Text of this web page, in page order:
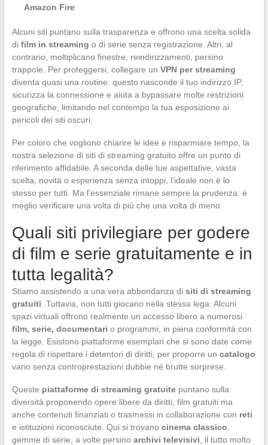
Amazon Fire
Alcuni siti puntano sulla trasparenza e offrono una scelta solida
di film in streaming o di serie senza registrazione. Altri, al
contrario, moltiplicano finestre, reindirizzamenti, persino
trappole. Per proteggersi, collegare un VPN per streaming
diventa quasi una routine: questo nasconde il tuo indirizzo IP,
sicurizza la connessione e aiuta a bypassare molte restrizioni
geografiche, limitando nel contempo la tua esposizione ai
pericoli dei siti oscuri.
Per coloro che vogliono chiarire le idee e risparmiare tempo, la
nostra selezione di siti di streaming gratuito offre un punto di
riferimento affidabile. A seconda delle tue aspettative, vasta
scelta, novità o esperienza senza intoppi, l’ideale non è lo
stesso per tutti. Ma l’essenziale rimane sempre la prudenza: è
meglio verificare una volta di più che una volta di meno.
Quali siti privilegiare per godere
di film e serie gratuitamente e in
tutta legalità?
Stiamo assistendo a una vera abbondanza di siti di streaming
gratuiti . Tuttavia, non tutti giocano nella stessa lega. Alcuni
spazi virtuali offrono realmente un accesso libero a numerosi
film, serie, documentari o programmi, in piena conformità con
la legge. Esistono piattaforme esemplari che si sono date come
regola di rispettare i detentori di diritti, per proporre un catalogo
vario senza controprestazioni dubbie né brutte sorprese.
Queste piattaforme di streaming gratuitepuntano sulla
diversità proponendo opere libere da diritti, film gratuiti ma
anche contenuti finanziati o trasmessi in collaborazione con reti
e istituzioni riconosciute. Qui si trovano cinema classico
gemme di serie, a volte persino archivi televisivi , il tutto molto